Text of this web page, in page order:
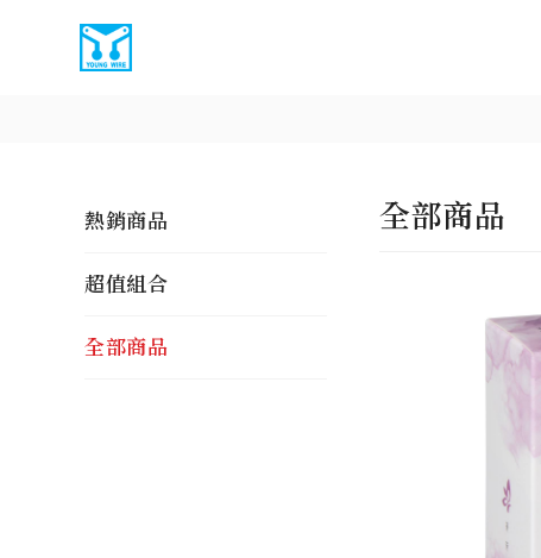
熱銷商品
超值組合
全部商品
全部商品